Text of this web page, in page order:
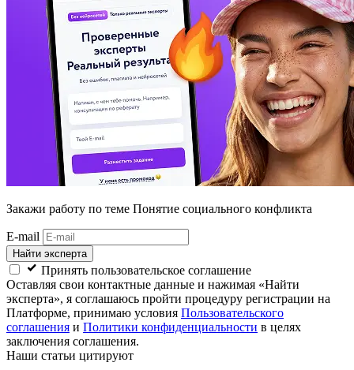
Закажи работу по теме Понятие социального конфликта
E-mail
Найти эксперта
Принять пользовательское соглашение
Оставляя свои контактные данные и нажимая «Найти
эксперта», я соглашаюсь пройти процедуру регистрации на
Платформе, принимаю условия Пользовательского
соглашения и Политики конфиденциальности в целях
заключения соглашения.
Наши статьи цитируют